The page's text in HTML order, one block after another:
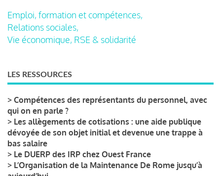
Emploi, formation et compétences,
Relations sociales,
Vie économique, RSE & solidarité
LES RESSOURCES
> Compétences des représentants du personnel, avec
qui on en parle ?
> Les allègements de cotisations : une aide publique
dévoyée de son objet initial et devenue une trappe à
bas salaire
> Le DUERP des IRP chez Ouest France
> L’Organisation de la Maintenance De Rome jusqu’à